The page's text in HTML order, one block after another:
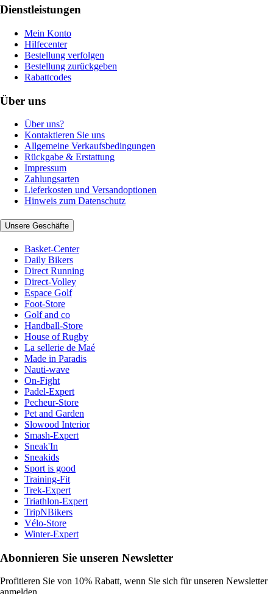
Dienstleistungen
Mein Konto
Hilfecenter
Bestellung verfolgen
Bestellung zurückgeben
Rabattcodes
Über uns
Über uns?
Kontaktieren Sie uns
Allgemeine Verkaufsbedingungen
Rückgabe & Erstattung
Impressum
Zahlungsarten
Lieferkosten und Versandoptionen
Hinweis zum Datenschutz
Unsere Geschäfte
Basket-Center
Daily Bikers
Direct Running
Direct-Volley
Espace Golf
Foot-Store
Golf and co
Handball-Store
House of Rugby
La sellerie de Maé
Made in Paradis
Nauti-wave
On-Fight
Padel-Expert
Pecheur-Store
Pet and Garden
Slowood Interior
Smash-Expert
Sneak'In
Sneakids
Sport is good
Training-Fit
Trek-Expert
Triathlon-Expert
TripNBikers
Vélo-Store
Winter-Expert
Abonnieren Sie unseren Newsletter
Profitieren Sie von 10% Rabatt, wenn Sie sich für unseren Newsletter